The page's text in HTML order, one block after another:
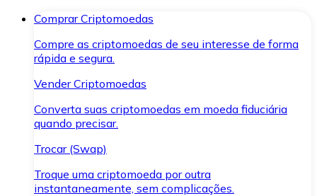
Comprar Criptomoedas
Compre as criptomoedas de seu interesse de forma
rápida e segura.
Vender Criptomoedas
Converta suas criptomoedas em moeda fiduciária
quando precisar.
Trocar (Swap)
Troque uma criptomoeda por outra
instantaneamente, sem complicações.